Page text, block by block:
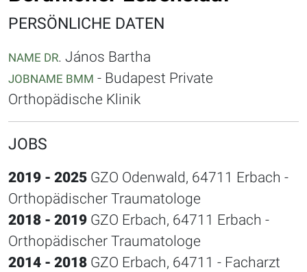
PERSÖNLICHE DATEN
NAME DR. János Bartha
JOBNAME BMM - Budapest Private
Orthopädische Klinik
JOBS
2019 - 2025 GZO Odenwald, 64711 Erbach -
Orthopädischer Traumatologe
2018 - 2019 GZO Erbach, 64711 Erbach -
Orthopädischer Traumatologe
2014 - 2018 GZO Erbach, 64711 - Facharzt